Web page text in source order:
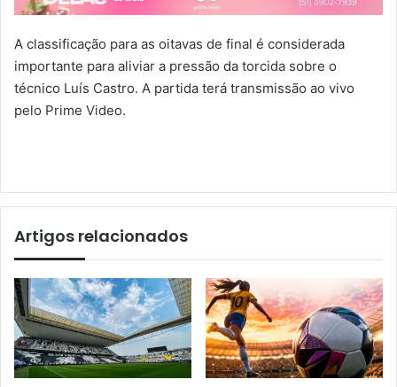
A classificação para as oitavas de final é considerada
importante para aliviar a pressão da torcida sobre o
técnico Luís Castro. A partida terá transmissão ao vivo
pelo Prime Video.
Artigos relacionados